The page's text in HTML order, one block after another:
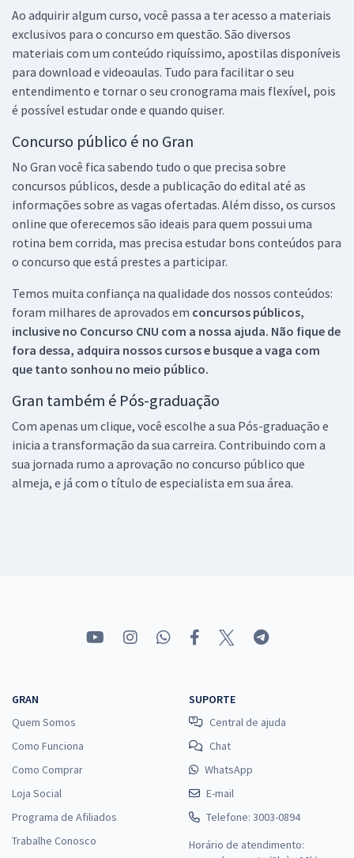
Ao adquirir algum curso, você passa a ter acesso a materiais
exclusivos para o concurso em questão. São diversos
materiais com um conteúdo riquíssimo, apostilas disponíveis
para download e videoaulas. Tudo para facilitar o seu
entendimento e tornar o seu cronograma mais flexível, pois
é possível estudar onde e quando quiser.
Concurso público é no Gran
No Gran você fica sabendo tudo o que precisa sobre
concursos públicos, desde a publicação do edital até as
informações sobre as vagas ofertadas. Além disso, os cursos
online que oferecemos são ideais para quem possui uma
rotina bem corrida, mas precisa estudar bons conteúdos para
o concurso que está prestes a participar.
Temos muita confiança na qualidade dos nossos conteúdos:
foram milhares de aprovados em concursos públicos,
inclusive no Concurso CNU com a nossa ajuda. Não fique de
fora dessa, adquira nossos cursos e busque a vaga com
que tanto sonhou no meio público.
Gran também é Pós-graduação
Com apenas um clique, você escolhe a sua Pós-graduação e
inicia a transformação da sua carreira. Contribuindo com a
sua jornada rumo a aprovação no concurso público que
almeja, e já com o título de especialista em sua área.
GRAN
Quem Somos
Como Funciona
Como Comprar
Loja Social
Programa de Afiliados
Trabalhe Conosco
SUPORTE
Central de ajuda
Chat
WhatsApp
E-mail
Telefone: 3003-0894
Horário de atendimento: